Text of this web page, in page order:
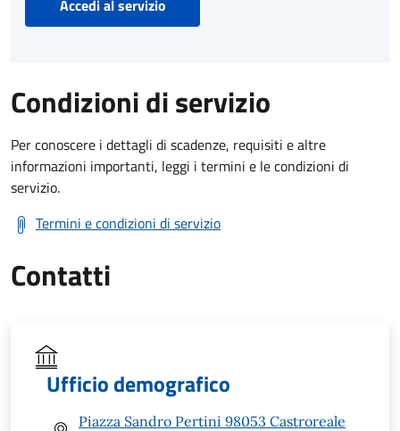
Accedi al servizio
Condizioni di servizio
Per conoscere i dettagli di scadenze, requisiti e altre
informazioni importanti, leggi i termini e le condizioni di
servizio.
Termini e condizioni di servizio
Contatti
Ufficio demografico
Piazza Sandro Pertini 98053 Castroreale